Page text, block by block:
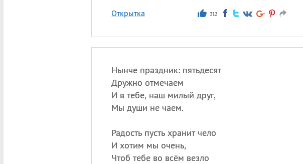
Открытка 312
Нынче праздник: пятьдесят
Дружно отмечаем
И в тебе, наш милый друг,
Мы души не чаем.
Радость пусть хранит чело
И хотим мы очень,
Чтоб тебе во всём везло